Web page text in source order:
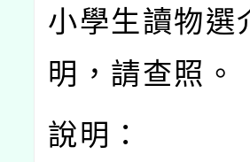
小學生讀物選
明，請查照。
說明：